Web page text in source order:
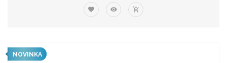
NOVINKA